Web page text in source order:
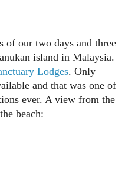
of our two days and three
island in Malaysia.
Lodges. Only
and that was one of
ever. A view from the
beach: